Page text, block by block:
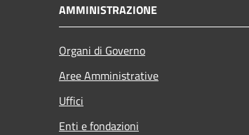
AMMINISTRAZIONE
Organi di Governo
Aree Amministrative
Uffici
Enti e fondazioni